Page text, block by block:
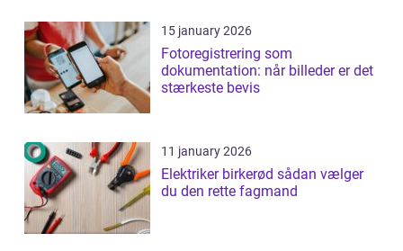
15 january 2026
Fotoregistrering som
dokumentation: når billeder er det
stærkeste bevis
11 january 2026
Elektriker birkerød sådan vælger
du den rette fagmand